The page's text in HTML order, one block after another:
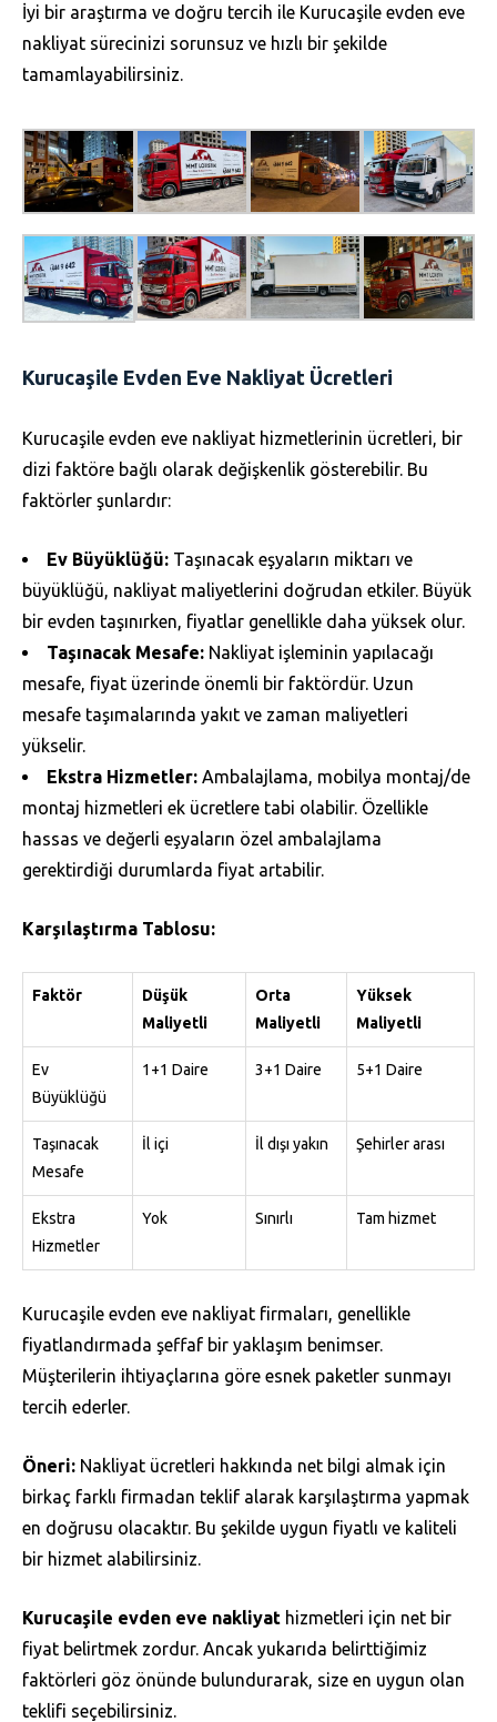
İyi bir araştırma ve doğru tercih ile Kurucaşile evden eve
nakliyat sürecinizi sorunsuz ve hızlı bir şekilde
tamamlayabilirsiniz.
Kurucaşile Evden Eve Nakliyat Ücretleri
Kurucaşile evden eve nakliyat hizmetlerinin ücretleri, bir
dizi faktöre bağlı olarak değişkenlik gösterebilir. Bu
faktörler şunlardır:
Ev Büyüklüğü: Taşınacak eşyaların miktarı ve
büyüklüğü, nakliyat maliyetlerini doğrudan etkiler. Büyük
bir evden taşınırken, fiyatlar genellikle daha yüksek olur.
Taşınacak Mesafe: Nakliyat işleminin yapılacağı
mesafe, fiyat üzerinde önemli bir faktördür. Uzun
mesafe taşımalarında yakıt ve zaman maliyetleri
yükselir.
Ekstra Hizmetler: Ambalajlama, mobilya montaj/de
montaj hizmetleri ek ücretlere tabi olabilir. Özellikle
hassas ve değerli eşyaların özel ambalajlama
gerektirdiği durumlarda fiyat artabilir.
Karşılaştırma Tablosu:
Faktör
Düşük
Maliyetli
Orta
Maliyetli
Yüksek
Maliyetli
Ev
Büyüklüğü
1+1 Daire 3+1 Daire 5+1 Daire
Taşınacak
Mesafe
İl içi İl dışı yakın Şehirler arası
Ekstra
Hizmetler
Yok Sınırlı Tam hizmet
Kurucaşile evden eve nakliyat firmaları, genellikle
fiyatlandırmada şeffaf bir yaklaşım benimser.
Müşterilerin ihtiyaçlarına göre esnek paketler sunmayı
tercih ederler.
Öneri: Nakliyat ücretleri hakkında net bilgi almak için
birkaç farklı firmadan teklif alarak karşılaştırma yapmak
en doğrusu olacaktır. Bu şekilde uygun fiyatlı ve kaliteli
bir hizmet alabilirsiniz.
Kurucaşile evden eve nakliyat hizmetleri için net bir
fiyat belirtmek zordur. Ancak yukarıda belirttiğimiz
faktörleri göz önünde bulundurarak, size en uygun olan
teklifi seçebilirsiniz.